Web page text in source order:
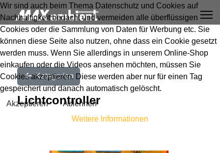
Kategorien
Lichtcontroller
Wir sind auch beim Thema Datenschutz und Cookies auf
Nachhaltigkeit bedacht und vermeiden alle überflüssigen
Cookies oder die Sammlung von Daten für Werbung etc. Sie
können diese Seite also nutzen, ohne dass ein Cookie gesetzt
werden muss. Wenn Sie allerdings in unserem Online-Shop
einkaufen oder die Videos ansehen möchten, müssen Sie
Cookies akzeptieren. Diese werden aber nur für einen Tag
gespeichert und danach automatisch gelöscht.
Akzeptieren
Ablehnen
Weitere Informationen